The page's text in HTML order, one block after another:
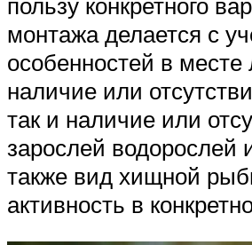
монтажа делается с
особенностей в месте
наличие или
так и наличие или
зарослей водорослей
также вид хищной
активность в